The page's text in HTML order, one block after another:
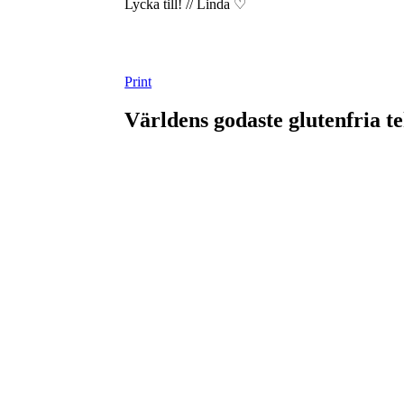
Lycka till! // Linda ♡
Print
Världens godaste glutenfria